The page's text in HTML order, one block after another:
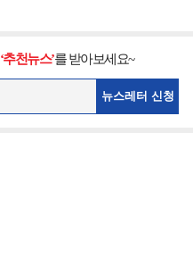
‘추천뉴스’를 받아보세요~
뉴스레터 신청